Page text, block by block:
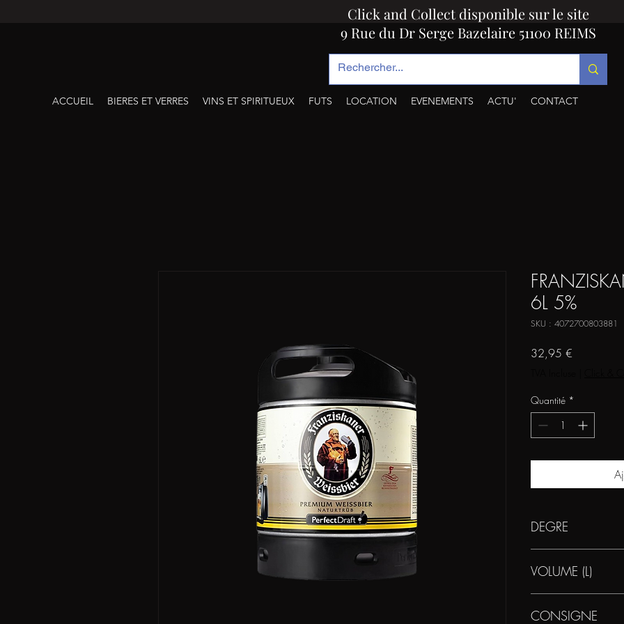
Click and Collect disponible sur le site
9 Rue du Dr Serge Bazelaire 51100 REIMS
ACCUEIL BIERES ET VERRES VINS ET SPIRITUEUX FUTS LOCATION EVENEMENTS ACTU' CONTACT
6L 5%
SKU : 4072700803881
32,95 €
Quantité *
DEGRE
VOLUME (L)
CONSIGNE